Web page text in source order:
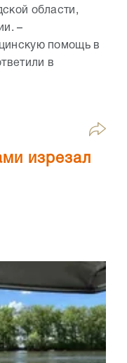
области,
–
помощь в
в
изрезал